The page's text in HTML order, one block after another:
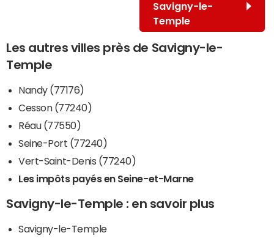
Savigny-le-
Temple
Les autres villes près de Savigny-le-
Temple
Nandy (77176)
Cesson (77240)
Réau (77550)
Seine-Port (77240)
Vert-Saint-Denis (77240)
Les impôts payés en Seine-et-Marne
Savigny-le-Temple : en savoir plus
Savigny-le-Temple